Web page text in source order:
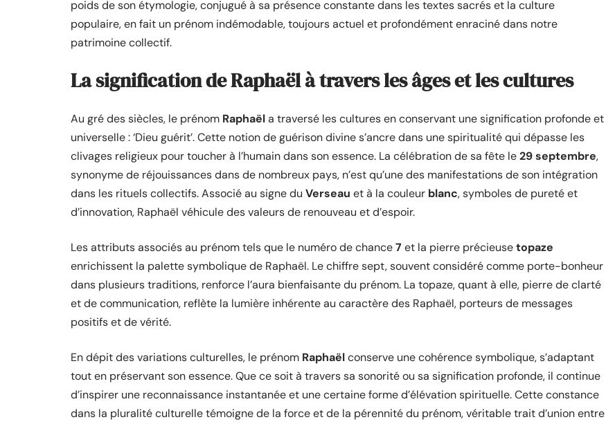
poids de son étymologie, conjugué à sa présence constante dans les textes sacrés et la culture
populaire, en fait un prénom indémodable, toujours actuel et profondément enraciné dans notre
patrimoine collectif.
La signification de Raphaël à travers les âges et les cultures
Au gré des siècles, le prénom Raphaëla traversé les cultures en conservant une signification profonde et
universelle : ‘Dieu guérit’. Cette notion de guérison divine s’ancre dans une spiritualité qui dépasse les
clivages religieux pour toucher à l’humain dans son essence. La célébration de sa fête le29 septembre,
synonyme de réjouissances dans de nombreux pays, n’est qu’une des manifestations de son intégration
dans les rituels collectifs. Associé au signe du Verseau et à la couleur blanc, symboles de pureté et
d’innovation, Raphaël véhicule des valeurs de renouveau et d’espoir.
Les attributs associés au prénom tels que le numéro de chance7et la pierre précieusetopaze
enrichissent la palette symbolique de Raphaël. Le chiffre sept, souvent considéré comme porte-bonheur
dans plusieurs traditions, renforce l’aura bienfaisante du prénom. La topaze, quant à elle, pierre de clarté
et de communication, reflète la lumière inhérente au caractère des Raphaël, porteurs de messages
positifs et de vérité.
En dépit des variations culturelles, le prénom Raphaëlconserve une cohérence symbolique, s’adaptant
tout en préservant son essence. Que ce soit à travers sa sonorité ou sa signification profonde, il continue
d’inspirer une reconnaissance instantanée et une certaine forme d’élévation spirituelle. Cette constance
dans la pluralité culturelle témoigne de la force et de la pérennité du prénom, véritable trait d’union entre